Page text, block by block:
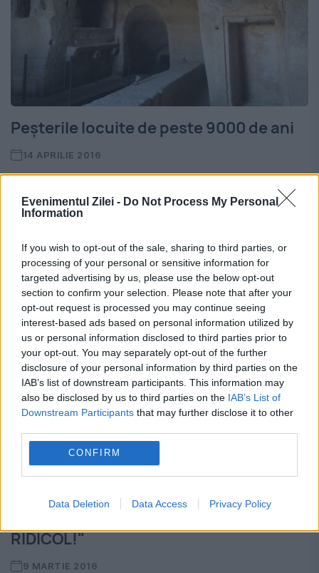
Evenimentul Zilei - Do Not Process My Personal
Information
If you wish to opt-out of the sale, sharing to third parties, or
processing of your personal or sensitive information for
targeted advertising by us, please use the below opt-out
section to confirm your selection. Please note that after your
opt-out request is processed you may continue seeing
interest-based ads based on personal information utilized by
us or personal information disclosed to third parties prior to
your opt-out. You may separately opt-out of the further
disclosure of your personal information by third parties on the
IAB’s list of downstream participants. This information may
also be disclosed by us to third parties on the IAB’s List of
Downstream Participants that may further disclose it to other
CONFIRM
Data Deletion Data Access Privacy Policy
Peşterile locuite de peste 9000 de ani
14 APRILIE 2016
un oraş numit Matera, cunoscut mai ales
Unele din aceste peşteri au fost locuite
aproape fără întrerupere...
RIDICOL!"
9 MARTIE 2016